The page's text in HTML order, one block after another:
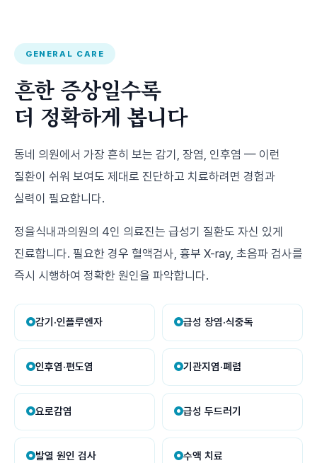
GENERAL CARE
흔한 증상일수록
더 정확하게 봅니다
동네 의원에서 가장 흔히 보는 감기, 장염, 인후염 — 이런
질환이 쉬워 보여도 제대로 진단하고 치료하려면 경험과
실력이 필요합니다.
정을식내과의원의 4인 의료진는 급성기 질환도 자신 있게
진료합니다. 필요한 경우 혈액검사, 흉부 X-ray, 초음파 검사를
즉시 시행하여 정확한 원인을 파악합니다.
감기·인플루엔자 급성 장염·식중독
인후염·편도염 기관지염·폐렴
요로감염 급성 두드러기
발열 원인 검사 수액 치료